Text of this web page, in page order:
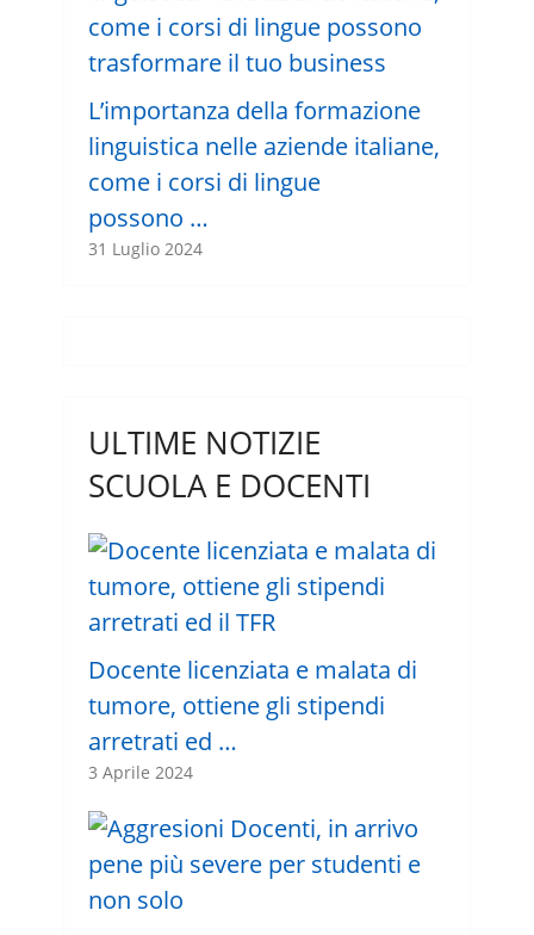
L’importanza della formazione
linguistica nelle aziende italiane,
come i corsi di lingue
possono …
31 Luglio 2024
ULTIME NOTIZIE
SCUOLA E DOCENTI
Docente licenziata e malata di
tumore, ottiene gli stipendi
arretrati ed …
3 Aprile 2024